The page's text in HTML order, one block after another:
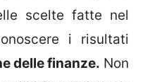
scelte fatte nel
i risultati
delle finanze. Non